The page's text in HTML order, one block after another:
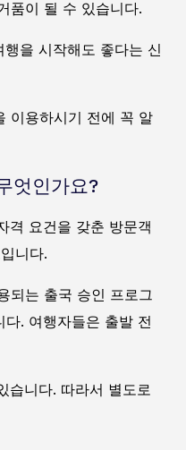
품이 될 수 있습니다.
을 시작해도 좋다는 신
이용하시기 전에 꼭 알
엇인가요?
격 요건을 갖춘 방문객
니다.
되는 출국 승인 프로그
. 여행자들은 출발 전
습니다. 따라서 별도로